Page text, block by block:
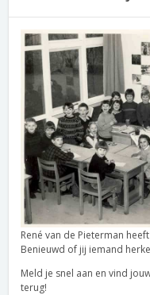
René van de Pieterman
Benieuwd of jij iemand
Meld je snel aan en vind
terug!